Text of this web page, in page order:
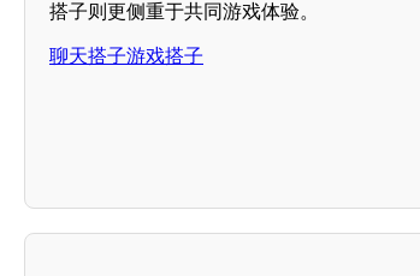
搭子则更侧重于共同游戏体验。
聊天搭子游戏搭子